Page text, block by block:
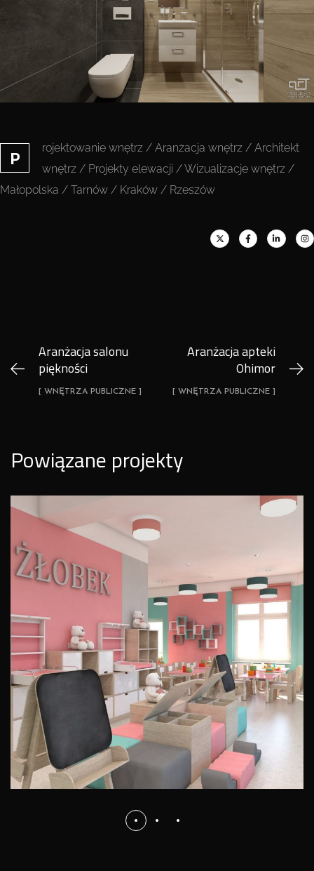
P
rojektowanie wnętrz / Aranżacja wnętrz / Architekt
wnętrz / Projekty elewacji / Wizualizacje wnętrz /
Małopolska / Tarnów / Kraków / Rzeszów
Aranżacja salonu
piękności
[ WNĘTRZA PUBLICZNE ]
Aranżacja apteki
Ohimor
[ WNĘTRZA PUBLICZNE ]
Powiązane projekty
Projekt żłobka
WNĘTRZA PUBLICZNE